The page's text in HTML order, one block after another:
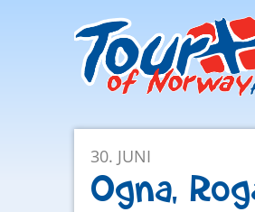
Facebook
30. JUNI
Ogna,